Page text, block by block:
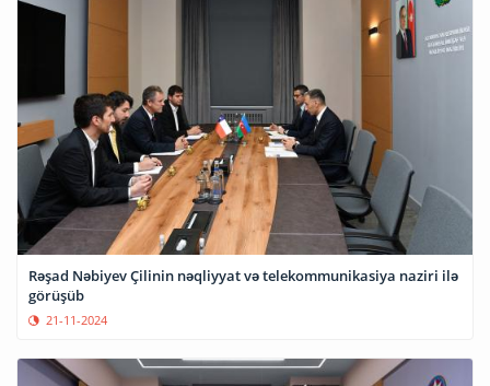
Rəşad Nəbiyev Çilinin nəqliyyat və telekommunikasiya naziri ilə
görüşüb
21-11-2024